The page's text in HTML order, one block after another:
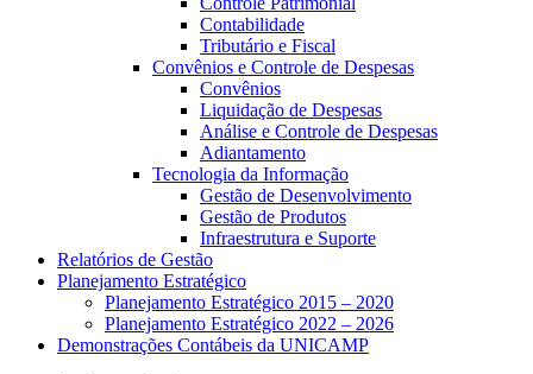
Contabilidade
Tributário e Fiscal
Convênios e Controle de Despesas
Convênios
Liquidação de Despesas
Análise e Controle de Despesas
Adiantamento
Tecnologia da Informação
Gestão de Desenvolvimento
Gestão de Produtos
Infraestrutura e Suporte
Relatórios de Gestão
Planejamento Estratégico
Planejamento Estratégico 2015 – 2020
Planejamento Estratégico 2022 – 2026
Demonstrações Contábeis da UNICAMP